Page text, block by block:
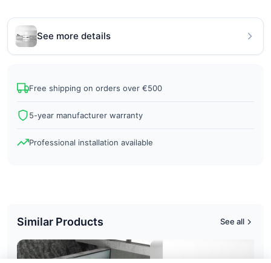
See more details
Free shipping on orders over €500
5-year manufacturer warranty
Professional installation available
Similar Products See all